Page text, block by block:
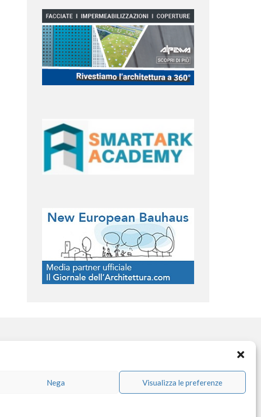
Nega Visualizza le preferenze